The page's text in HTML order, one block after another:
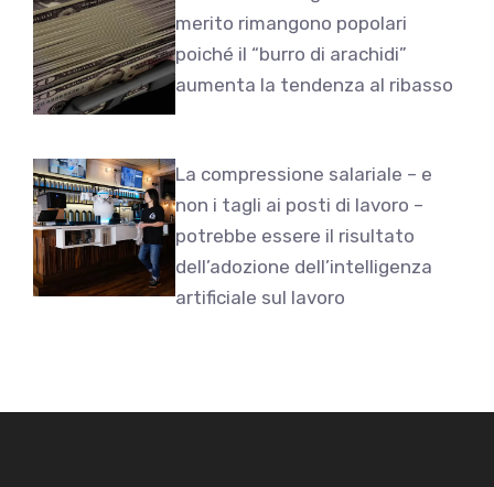
merito rimangono popolari
poiché il “burro di arachidi”
aumenta la tendenza al ribasso
La compressione salariale – e
non i tagli ai posti di lavoro –
potrebbe essere il risultato
dell’adozione dell’intelligenza
artificiale sul lavoro